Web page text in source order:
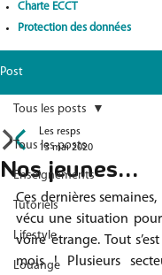
Charte ECCT
Protection des données
Post
Tous les posts
Enseignements
Tutoriels
Lifestyle
Louange
Tous les posts
Nos jeunes...
Les resps
13 mai 2020
Ces dernières
vécu une situation
voire étrange. Tout
mois ! Plusieurs